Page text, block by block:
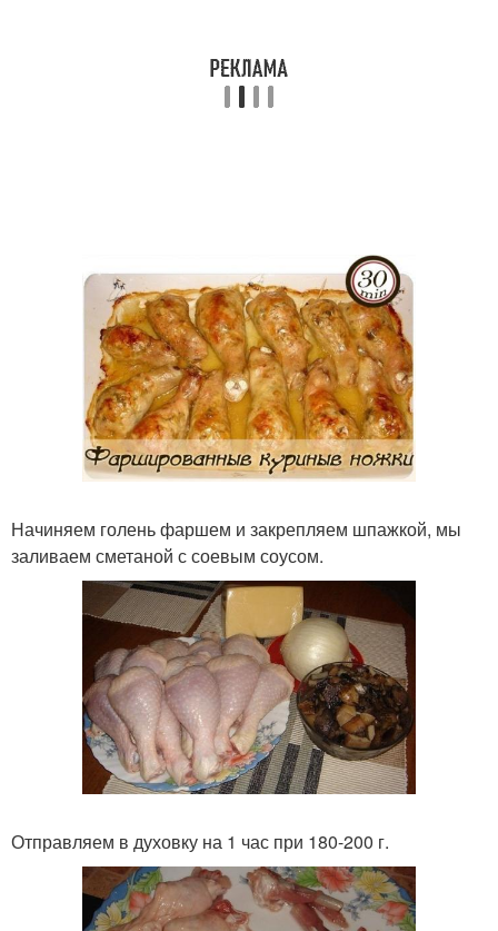
Начиняем голень фаршем и закрепляем шпажкой, мы
заливаем сметаной с соевым соусом.
Отправляем в духовку на 1 час при 180-200 г.